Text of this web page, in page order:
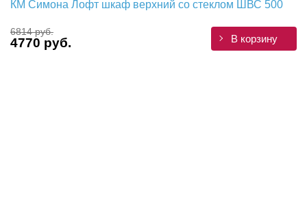
КМ Симона Лофт шкаф верхний со стеклом ШВС 500
6814 руб.
4770 руб. В корзину